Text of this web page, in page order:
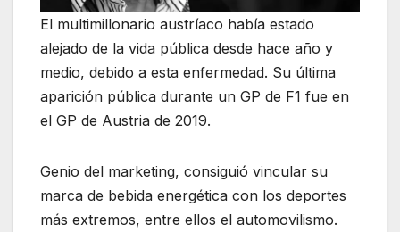
El multimillonario austríaco había estado
alejado de la vida pública desde hace año y
medio, debido a esta enfermedad. Su última
aparición pública durante un GP de F1 fue en
el GP de Austria de 2019.
Genio del marketing, consiguió vincular su
marca de bebida energética con los deportes
más extremos, entre ellos el automovilismo.